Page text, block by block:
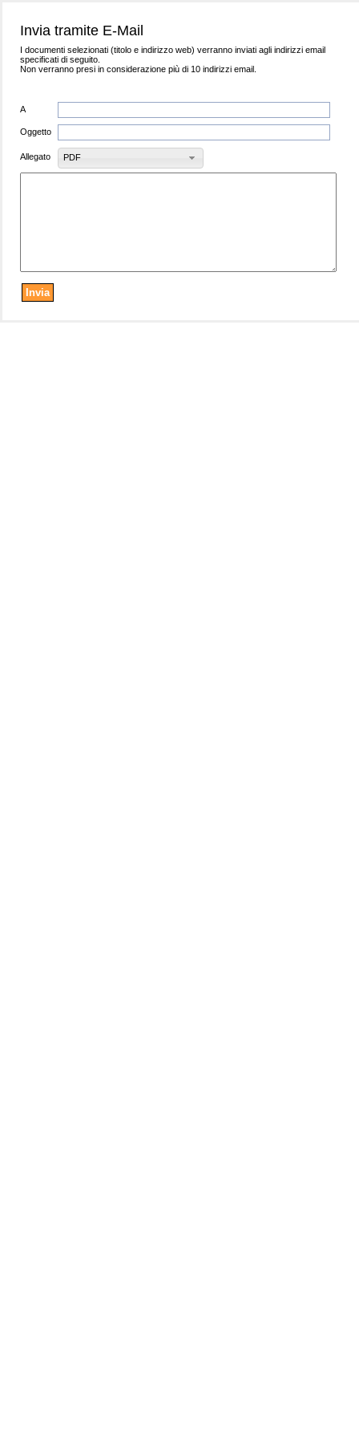
Invia tramite E-Mail
I documenti selezionati (titolo e indirizzo web) verranno inviati agli indirizzi email
specificati di seguito.
Non verranno presi in considerazione più di 10 indirizzi email.
A
Oggetto
Allegato PDF